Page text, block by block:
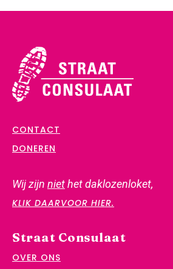
CONTACT
DONEREN
Wij zijn niethet daklozenloket,
KLIK DAARVOOR HIER.
Straat Consulaat
OVER ONS